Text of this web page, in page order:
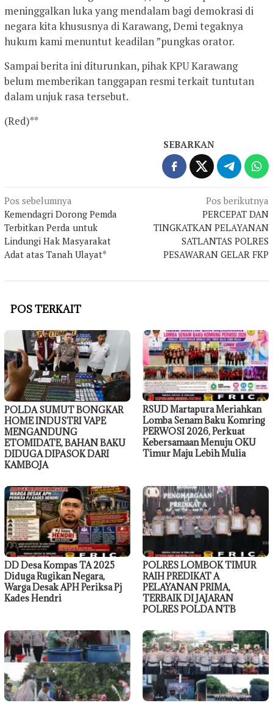
meninggalkan luka yang mendalam bagi demokrasi di
negara kita khususnya di Karawang, Demi tegaknya
hukum kami menuntut keadilan ”pungkas orator.
Sampai berita ini diturunkan, pihak KPU Karawang
belum memberikan tanggapan resmi terkait tuntutan
dalam unjuk rasa tersebut.
(Red)**
SEBARKAN
Navigasi
pos
Pos sebelumnya
Kemendagri Dorong Pemda
Terbitkan Perda untuk
Lindungi Hak Masyarakat
Adat atas Tanah Ulayat*
Pos berikutnya
PERCEPAT DAN
TINGKATKAN PELAYANAN
SATLANTAS POLRES
PESAWARAN GELAR FKP
POS TERKAIT
POLDA SUMUT BONGKAR
HOME INDUSTRI VAPE
MENGANDUNG
ETOMIDATE, BAHAN BAKU
DIDUGA DIPASOK DARI
KAMBOJA
RSUD Martapura Meriahkan
Lomba Senam Baku Komring
PERWOSI 2026, Perkuat
Kebersamaan Menuju OKU
Timur Maju Lebih Mulia
DD Desa Kompas TA 2025
Diduga Rugikan Negara,
Warga Desak APH Periksa Pj
Kades Hendri
POLRES LOMBOK TIMUR
RAIH PREDIKAT A
PELAYANAN PRIMA,
TERBAIK DI JAJARAN
POLRES POLDA NTB